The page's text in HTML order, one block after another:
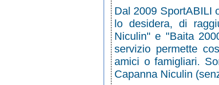
Dal 2009 SportABILI
lo desidera, di
Niculin" e "Baita
servizio permette
amici o famigliari.
Capanna Niculin